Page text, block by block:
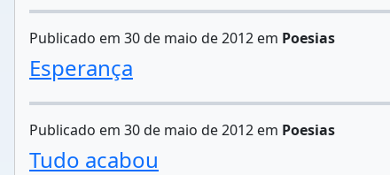
Publicado em 30 de maio de 2012 em Poesias
Esperança
Publicado em 30 de maio de 2012 em Poesias
Tudo acabou